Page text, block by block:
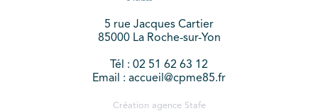
5 rue Jacques Cartier
85000 La Roche-sur-Yon
Tél : 02 51 62 63 12
Email : accueil@cpme85.fr
Création agence Stafe